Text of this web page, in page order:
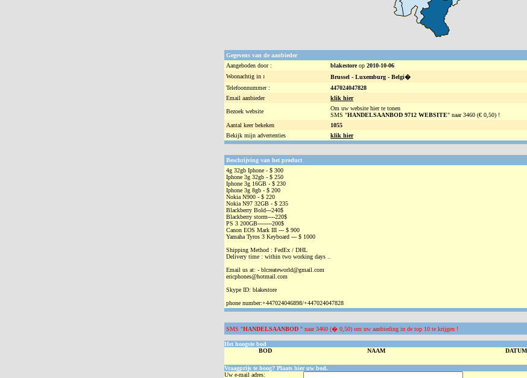
Gegevens van de aanbieder
Aangeboden door :
blakestoreop 2010-10-06
Woonachtig in : Brussel - Luxemburg - Belgi�
Telefoonnummer :
447024047828
Email aanbieder
klik hier
Bezoek website
Om uw website hier te tonen
SMS "HANDELSAANBOD 9712 WEBSITE" naar 3460 (€ 0,50) !
Aantal keer bekeken
1055
Bekijk mijn advertenties
klik hier
Beschrijving van het product
4g 32gb Iphone - $ 300
Iphone 3g 32gb - $ 250
Iphone 3g 16GB - $ 230
Iphone 3g 8gb - $ 200
Nokia N900 - $ 220
Nokia N97 32GB - $ 235
Blackberry Bold---240$
Blackberry storm----220$
PS 3 200GB--------200$
Canon EOS Mark III --- $ 900
Yamaha Tyros 3 Keyboard --- $ 1000
Shipping Method : FedEx / DHL
Delivery time : within two working days ..
Email us at: - blcreateworld@gmail.com
ericphones@hotmail.com
Skype ID: blakestore
phone number:+447024046898/+447024047828
SMS "HANDELSAANBOD " naar 3460 (� 0,50) om uw aanbieding in de top 10 te krijgen !
Het hoogste bod
BOD
NAAM DATUM
Vraagprijs te hoog? Plaats hier uw bod.
Uw e-mail adres: